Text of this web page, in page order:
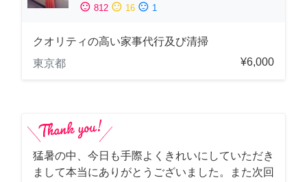
sentiment_satisfied 812 sentiment_neutral 16 sentiment_dissatisfied 1
クオリティの高い家事代行及び清掃
東京都
¥6,000
猛暑の中、今日も手際よくきれいにしていただき
まして本当にありがとうございました。また次回